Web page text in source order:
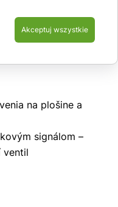
stroja
na plošine a
signálom –
ventil
Akceptuj wszystkie